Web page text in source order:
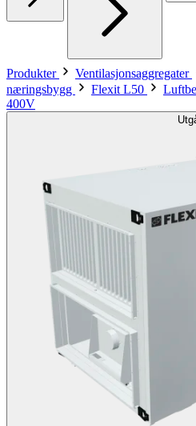
Produkter Ventilasjonsaggregater
næringsbygg
Flexit L50
400V